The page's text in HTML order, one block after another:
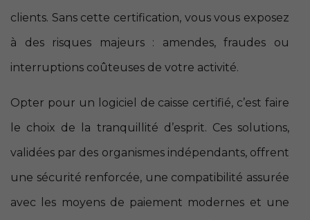
clients. Sans cette certification, vous vous exposez
à des risques majeurs : amendes, fraudes ou
interruptions coûteuses de votre activité.
Opter pour un logiciel de caisse certifié, c’est faire
le choix de la tranquillité d’esprit. Ces solutions,
validées par des organismes indépendants, offrent
une sécurité renforcée, une compatibilité assurée
avec les moyens de paiement modernes et une